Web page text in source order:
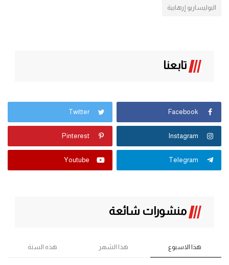
البوليساريو إرهابية
تابعنا
Facebook
Twitter
Instagram
Pinterest
Telegram
Youtube
منشورات شائعة
هذا الاسبوع هذا الشهر هذه السنة